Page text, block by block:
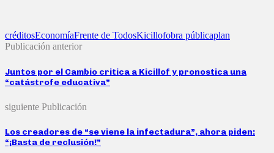
créditosEconomíaFrente de TodosKicillofobra públicaplan
Publicación anterior
Juntos por el Cambio critica a Kicillof y pronostica una
“catástrofe educativa”
siguiente Publicación
Los creadores de “se viene la infectadura”, ahora piden:
“¡Basta de reclusión!”